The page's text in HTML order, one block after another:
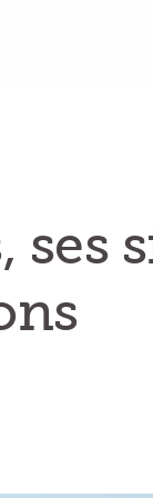
ses